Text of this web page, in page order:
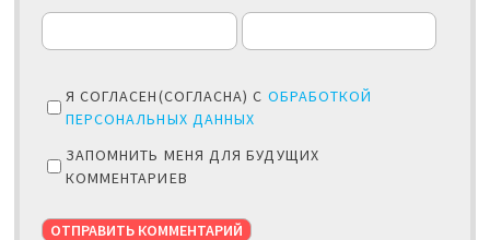
Я СОГЛАСЕН(СОГЛАСНА) С ОБРАБОТКОЙ
ПЕРСОНАЛЬНЫХ ДАННЫХ
ЗАПОМНИТЬ МЕНЯ ДЛЯ БУДУЩИХ
КОММЕНТАРИЕВ